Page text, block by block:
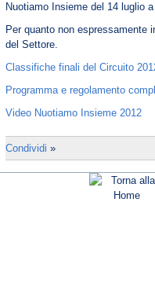
Nuotiamo Insieme del 14 luglio
Per quanto non espressamente
del Settore.
Classifiche finali del Circuito
Programma e regolamento
Video Nuotiamo Insieme 2012
Condividi »